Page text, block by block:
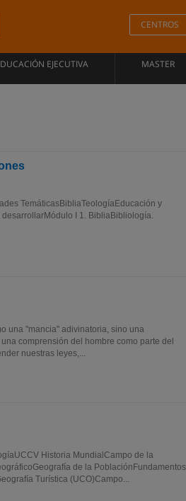
CENTROS
EJECUTIVA MASTER
TemáticasBibliaTeologíaEducación y
I 1. BibliaBibliología.
una "mancia" adivinatoria, sino una
comprensión del hombre como parte del
nuestras leyes,...
Historia MundialCampo de la
de la PoblaciónFundamentos
Turística (UCO)Campo...